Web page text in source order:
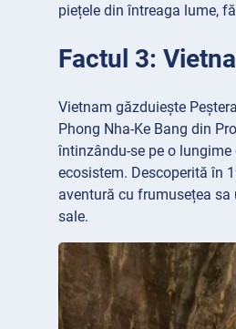
piețele din întreaga lume,
Factul 3:
Vietnam găzduiește
Phong Nha-Ke Bang din
întinzându-se pe o
ecosistem. Descoperită în
aventură cu frumusețea
sale.